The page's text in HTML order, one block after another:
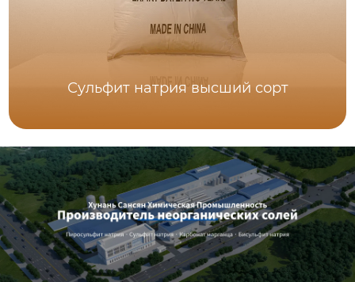
Сульфит натрия высший сорт